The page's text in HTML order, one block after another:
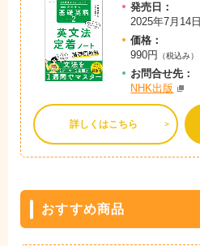
発売日：
2025年7月14日
価格：
990円
（税込み）
お問合せ先：
NHK出版
詳しくはこちら
おすすめ商品